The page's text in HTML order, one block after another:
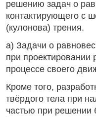
решению задач о
контактирующего с
(кулонова) трения.
а) Задачи о
при проектировании
процессе своего
Кроме того,
твёрдого тела при
частью при решении